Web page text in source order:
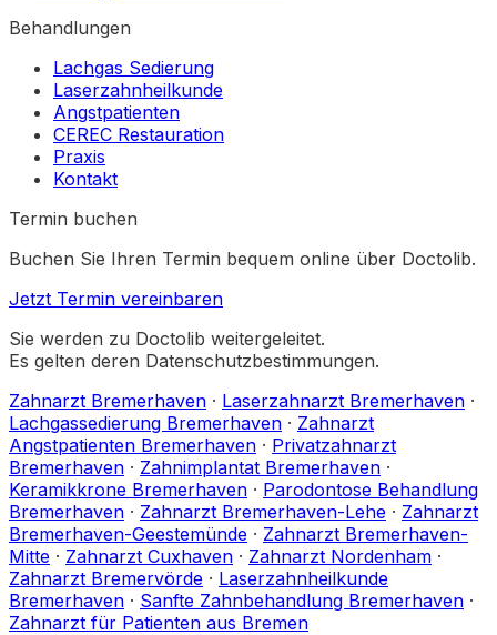
Behandlungen
Lachgas Sedierung
Laserzahnheilkunde
Angstpatienten
CEREC Restauration
Praxis
Kontakt
Termin buchen
Buchen Sie Ihren Termin bequem online über Doctolib.
Jetzt Termin vereinbaren
Sie werden zu Doctolib weitergeleitet.
Es gelten deren Datenschutzbestimmungen.
Zahnarzt Bremerhaven · Laserzahnarzt Bremerhaven ·
Lachgassedierung Bremerhaven · Zahnarzt
Angstpatienten Bremerhaven · Privatzahnarzt
Bremerhaven · Zahnimplantat Bremerhaven ·
Keramikkrone Bremerhaven · Parodontose Behandlung
Bremerhaven · Zahnarzt Bremerhaven-Lehe · Zahnarzt
Bremerhaven-Geestemünde · Zahnarzt Bremerhaven-
Mitte · Zahnarzt Cuxhaven · Zahnarzt Nordenham ·
Zahnarzt Bremervörde · Laserzahnheilkunde
Bremerhaven · Sanfte Zahnbehandlung Bremerhaven ·
Zahnarzt für Patienten aus Bremen